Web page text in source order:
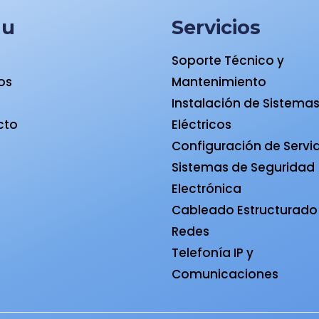
Servicios
Soporte Técnico y
Mantenimiento
Instalación de
Eléctricos
Configuración de
Sistemas de Seguridad
Electrónica
Cableado
Redes
Telefonía IP y
Comunicaciones